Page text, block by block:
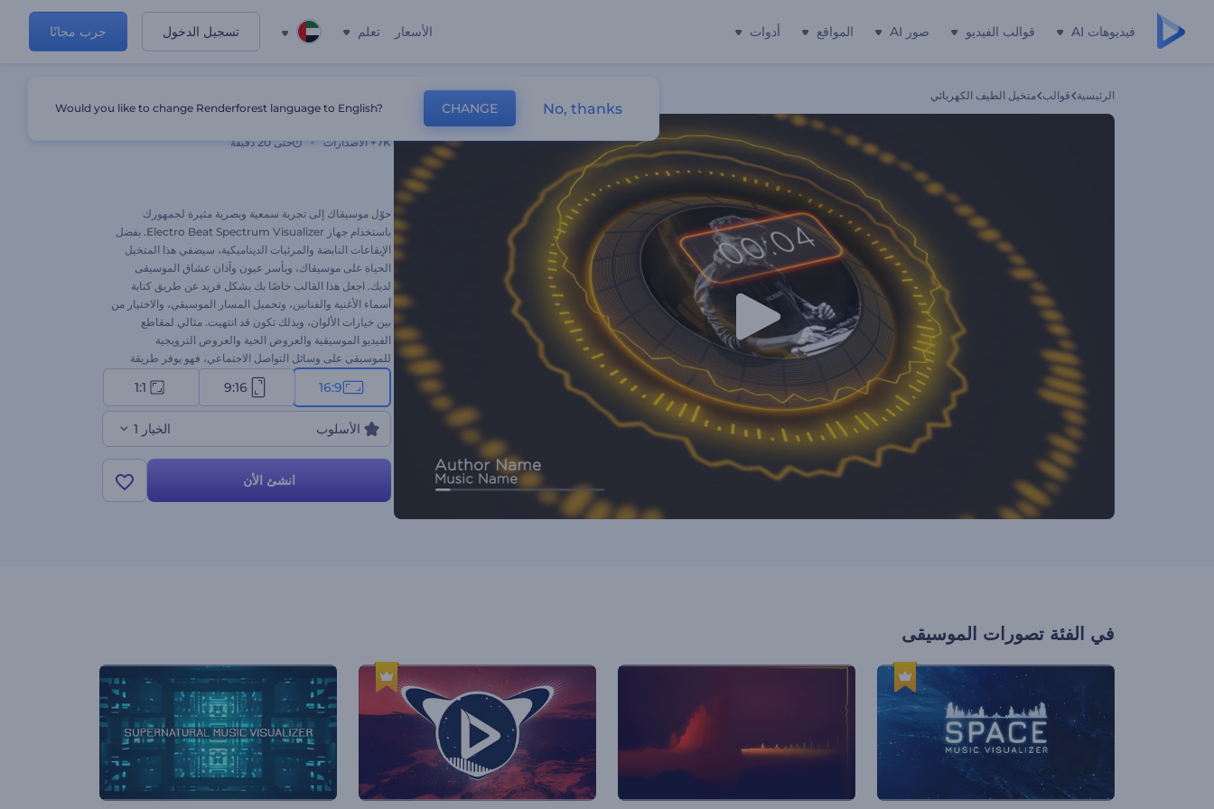
فيديوهات AI قوالب الفيديو صور AI المواقع أدوات الأسعار تعلم تسجيل الدخول جرب مجانًا
الرئيسية قوالب متخيل الطيف الكهربائي
7K+ الاصدارات حتى 20 دقيقة
حوّل موسيقاك إلى تجربة سمعية وبصرية مثيرة لجمهورك
باستخدام جهاز Electro Beat Spectrum Visualizer. بفضل
الإيقاعات النابضة والمرئيات الديناميكية، سيضفي هذا المتخيل
الحياة على موسيقاك، ويأسر عيون وآذان عشاق الموسيقى
لديك. اجعل هذا القالب خاصًا بك بشكل فريد عن طريق كتابة
أسماء الأغنية والفنانين، وتحميل المسار الموسيقي، والاختيار من
بين خيارات الألوان، وبذلك تكون قد انتهيت. مثالي لمقاطع
الفيديو الموسيقية والعروض الحية والعروض الترويجية
للموسيقى على وسائل التواصل الاجتماعي، فهو يوفر طريقة
فريدة لعرض مقطوعاتك الموسيقية. ابدأ اليوم!
16:9
9:16
1:1
الأسلوب الخيار 1
انشئ الأن
في الفئة تصورات الموسيقى
Would you like to change Renderforest language to English? CHANGE No, thanks